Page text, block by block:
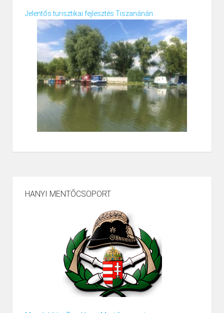
Jelentős turisztikai fejlesztés Tiszanánán
HANYI MENTŐCSOPORT